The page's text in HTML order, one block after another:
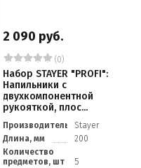
2 090 руб.
(0)
Набор STAYER "PROFI":
Напильники с
двухкомпонентной
рукояткой, плос...
Производитель
Stayer
Длина, мм
200
Количество
предметов, шт
5